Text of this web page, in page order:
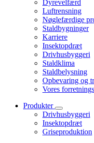
Dyrevelfærd
Luftrensning
Nøglefærdige
Staldbygninger
Karriere
Insektopdræt
Drivhusbyggeri
Staldklima
Staldbelysning
Opbevaring og
Vores
Produkter
Drivhusbyggeri
Insektopdræt
Griseproduktion